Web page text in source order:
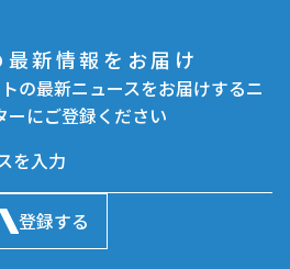
最新情報をお届け
の最新ニュースをお届けするニ
ーにご登録ください
登録する